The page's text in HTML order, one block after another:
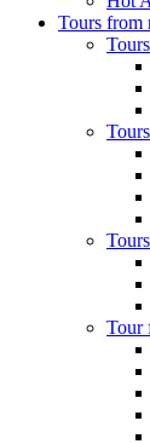
Tours from
Tour